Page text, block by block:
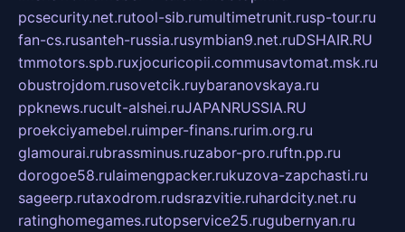
pcsecurity.net.rutool-sib.rumultimetrunit.rusp-tour.ru
fan-cs.rusanteh-russia.rusymbian9.net.ruDSHAIR.RU
tmmotors.spb.ruxjocuricopii.commusavtomat.msk.ru
obustrojdom.rusovetcik.ruybaranovskaya.ru
ppknews.rucult-alshei.ruJAPANRUSSIA.RU
proekciyamebel.ruimper-finans.rurim.org.ru
glamourai.rubrassminus.ruzabor-pro.ruftn.pp.ru
dorogoe58.rulaimengpacker.rukuzova-zapchasti.ru
sageerp.rutaxodrom.rudsrazvitie.ruhardcity.net.ru
ratinghomegames.rutopservice25.rugubernyan.ru